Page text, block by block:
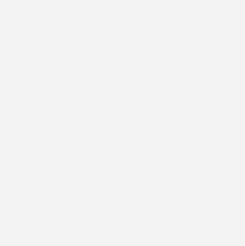
auch für den Strom